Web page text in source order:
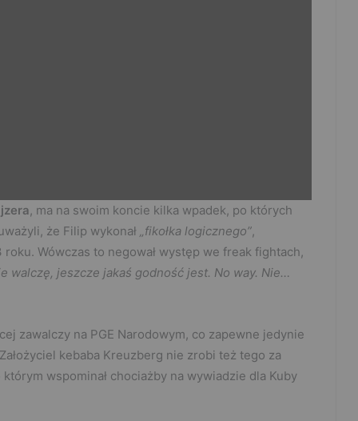
, ma na swoim koncie kilka wpadek, po których
że Filip wykonał „fikołka logicznego”,
Wówczas to negował występ we freak fightach,
walczę, jeszcze jakaś godność jest. No way. Nie…
zawalczy na PGE Narodowym, co zapewne jedynie
kebaba Kreuzberg nie zrobi też tego za
wspominał chociażby na wywiadzie dla Kuby